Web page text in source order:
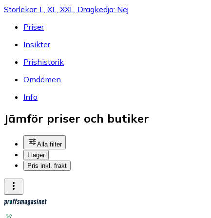
Storlekar: L, XL, XXL, Dragkedja: Nej
Priser
Insikter
Prishistorik
Omdömen
Info
Jämför priser och butiker
Alla filter
I lager
Pris inkl. frakt